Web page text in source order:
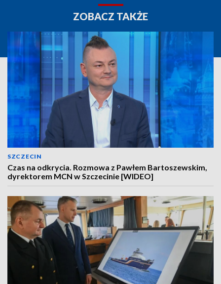
ZOBACZ TAKŻE
SZCZECIN
Czas na odkrycia. Rozmowa z Pawłem Bartoszewskim,
dyrektorem MCN w Szczecinie [WIDEO]